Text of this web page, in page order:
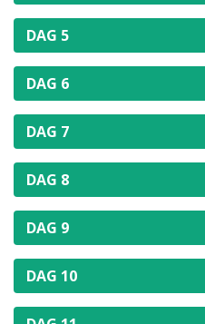
DAG 5
DAG 6
DAG 7
DAG 8
DAG 9
DAG 10